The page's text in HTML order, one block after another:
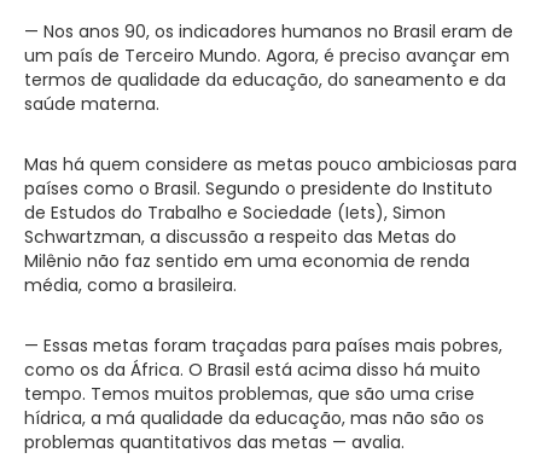
— Nos anos 90, os indicadores humanos no Brasil eram de
um país de Terceiro Mundo. Agora, é preciso avançar em
termos de qualidade da educação, do saneamento e da
saúde materna.
Mas há quem considere as metas pouco ambiciosas para
países como o Brasil. Segundo o presidente do Instituto
de Estudos do Trabalho e Sociedade (Iets), Simon
Schwartzman, a discussão a respeito das Metas do
Milênio não faz sentido em uma economia de renda
média, como a brasileira.
— Essas metas foram traçadas para países mais pobres,
como os da África. O Brasil está acima disso há muito
tempo. Temos muitos problemas, que são uma crise
hídrica, a má qualidade da educação, mas não são os
problemas quantitativos das metas — avalia.